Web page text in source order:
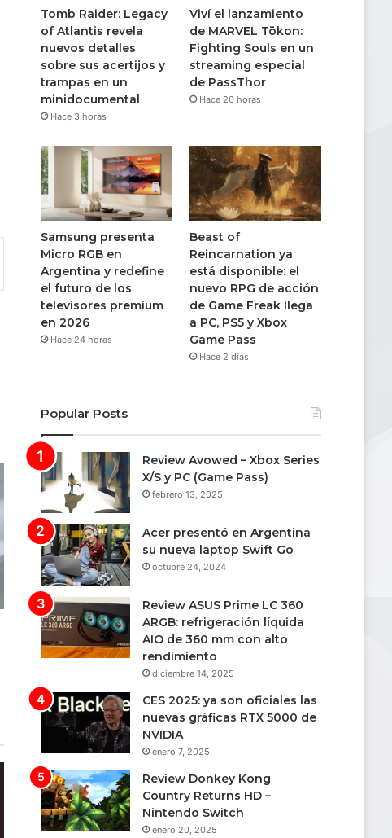
Tomb Raider: Legacy
of Atlantis revela
nuevos detalles
sobre sus acertijos y
trampas en un
minidocumental
Hace 3 horas
Viví el lanzamiento
de MARVEL Tōkon:
Fighting Souls en un
streaming especial
de PassThor
Hace 20 horas
Samsung presenta
Micro RGB en
Argentina y redefine
el futuro de los
televisores premium
en 2026
Hace 24 horas
Beast of
Reincarnation ya
está disponible: el
nuevo RPG de acción
de Game Freak llega
a PC, PS5 y Xbox
Game Pass
Hace 2 días
Popular Posts
Review Avowed – Xbox Series
X/S y PC (Game Pass)
febrero 13, 2025
Acer presentó en Argentina
su nueva laptop Swift Go
octubre 24, 2024
Review ASUS Prime LC 360
ARGB: refrigeración líquida
AIO de 360 mm con alto
rendimiento
diciembre 14, 2025
CES 2025: ya son oficiales las
nuevas gráficas RTX 5000 de
NVIDIA
enero 7, 2025
Review Donkey Kong
Country Returns HD –
Nintendo Switch
enero 20, 2025